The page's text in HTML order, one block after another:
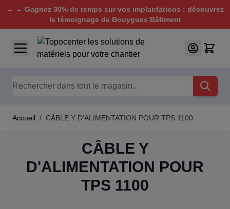
→ → Gagnez 30% de temps sur vos implantations : découvrez
le témoignage de Bouygues Bâtiment
Aller au contenu
Chercher
Accueil / CÂBLE Y D'ALIMENTATION POUR TPS 1100
CÂBLE Y
D'ALIMENTATION POUR
TPS 1100